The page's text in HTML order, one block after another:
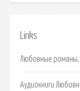
Links
Любовные романы,
Аудиокниги